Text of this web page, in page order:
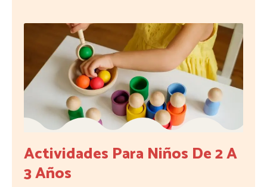
Actividades Para Niños De 2 A
3 Años